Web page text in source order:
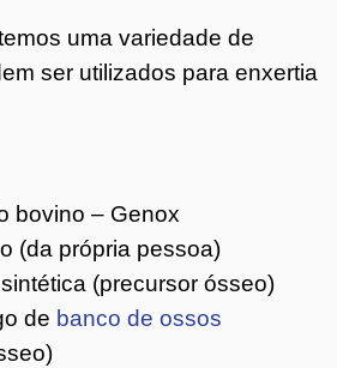
uma variedade de
ser utilizados para enxertia
bovino – Genox
(da própria pessoa)
(precursor ósseo)
de banco de ossos